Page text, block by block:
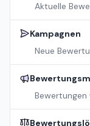
Aktuelle
Kampagnen
Neue
Bewertungen